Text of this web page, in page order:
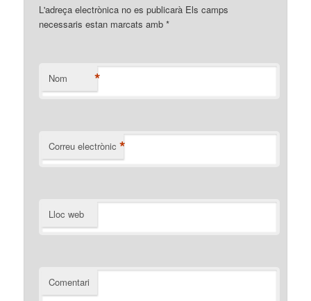
L'adreça electrònica no es publicarà Els camps
necessaris estan marcats amb*
Nom *
Correu electrònic *
Lloc web
Comentari